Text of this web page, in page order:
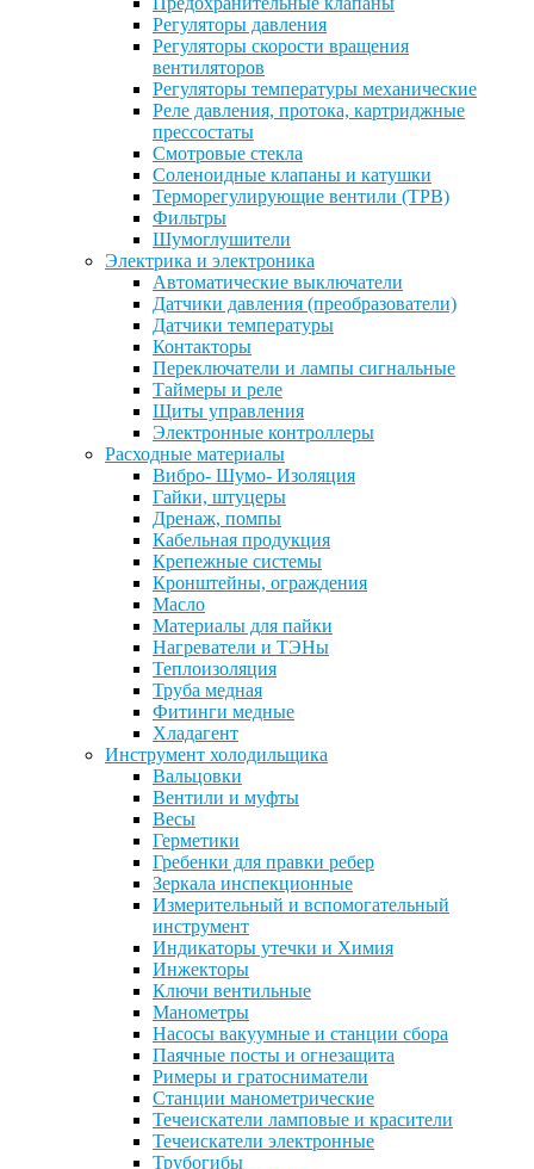
Регуляторы давления
Регуляторы скорости вращения
вентиляторов
Регуляторы температуры механические
Реле давления, протока, картриджные
прессостаты
Смотровые стекла
Соленоидные клапаны и катушки
Терморегулирующие вентили (ТРВ)
Фильтры
Шумоглушители
Электрика и электроника
Автоматические выключатели
Датчики давления (преобразователи)
Датчики температуры
Контакторы
Переключатели и лампы сигнальные
Таймеры и реле
Щиты управления
Электронные контроллеры
Расходные материалы
Вибро- Шумо- Изоляция
Гайки, штуцеры
Дренаж, помпы
Кабельная продукция
Крепежные системы
Кронштейны, ограждения
Масло
Материалы для пайки
Нагреватели и ТЭНы
Теплоизоляция
Труба медная
Фитинги медные
Хладагент
Инструмент холодильщика
Вальцовки
Вентили и муфты
Весы
Герметики
Гребенки для правки ребер
Зеркала инспекционные
Измерительный и вспомогательный
инструмент
Индикаторы утечки и Химия
Инжекторы
Ключи вентильные
Манометры
Насосы вакуумные и станции сбора
Паячные посты и огнезащита
Римеры и гратосниматели
Станции манометрические
Течеискатели ламповые и красители
Течеискатели электронные
Трубогибы